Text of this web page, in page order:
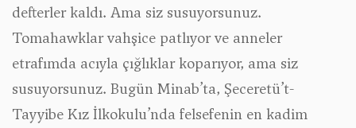
defterler kaldı. Ama siz susuyorsunuz.
Tomahawklar vahşice patlıyor ve anneler
etrafımda acıyla çığlıklar koparıyor, ama siz
susuyorsunuz. Bugün Minab’ta, Şeceretü’t-
Tayyibe Kız İlkokulu’nda felsefenin en kadim